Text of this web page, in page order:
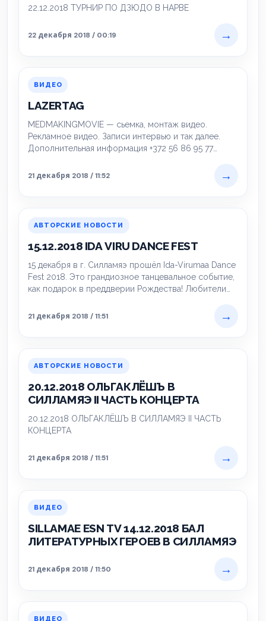
22.12.2018 ТУРНИР ПО ДЗЮДО В НАРВЕ
22 декабря 2018 / 00:19 →
ВИДЕО
LAZERTAG
MEDMAKINGMOVIE — сьемка, монтаж видео.
Рекламное видео. Записи интервью и так далее.
Дополнительная информация +372 56 86 95 77
21 декабря 2018 / 11:52
→
АВТОРСКИЕ НОВОСТИ
15.12.2018 IDA VIRU DANCE FEST
15 декабря в г. Силламяэ прошёл Ida-Virumaa Dance
Fest 2018. Это грандиозное танцевальное событие,
как подарок в преддверии Рождества! Любители…
21 декабря 2018 / 11:51 →
АВТОРСКИЕ НОВОСТИ
20.12.2018 ОЛЬГАКЛЁШЪ В
СИЛЛАМЯЭ II ЧАСТЬ КОНЦЕРТА
20.12.2018 ОЛЬГАКЛЁШЪ В СИЛЛАМЯЭ II ЧАСТЬ
КОНЦЕРТА
21 декабря 2018 / 11:51 →
ВИДЕО
SILLAMAE ESN TV 14.12.2018 БАЛ
ЛИТЕРАТУРНЫХ ГЕРОЕВ В СИЛЛАМЯЭ
21 декабря 2018 / 11:50 →
ВИДЕО